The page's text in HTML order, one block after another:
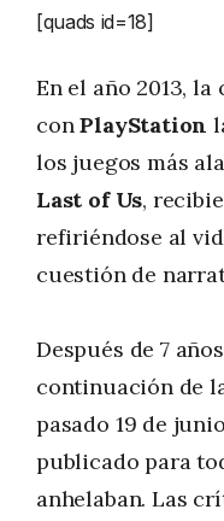
[quads id=18]
En el año 2013, la
conPlayStation
los juegos más
Last of Us,
refiriéndose al
cuestión de
Después de 7
continuación de
pasado 19 de junio
publicado para
anhelaban. Las